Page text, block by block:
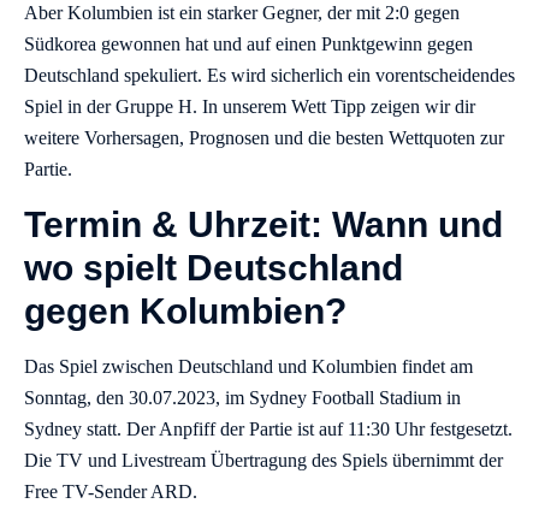
Aber Kolumbien ist ein starker Gegner, der mit 2:0 gegen
Südkorea gewonnen hat und auf einen Punktgewinn gegen
Deutschland spekuliert. Es wird sicherlich ein vorentscheidendes
Spiel in der Gruppe H. In unserem Wett Tipp zeigen wir dir
weitere Vorhersagen, Prognosen und die besten Wettquoten zur
Partie.
Termin & Uhrzeit: Wann und
wo spielt Deutschland
gegen Kolumbien?
Das Spiel zwischen Deutschland und Kolumbien findet am
Sonntag, den 30.07.2023, im Sydney Football Stadium in
Sydney statt. Der Anpfiff der Partie ist auf 11:30 Uhr festgesetzt.
Die TV und Livestream Übertragung des Spiels übernimmt der
Free TV-Sender ARD.